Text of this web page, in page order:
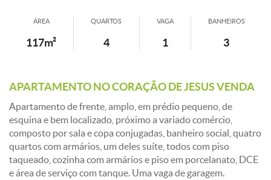
ÁREA
117m²
QUARTOS
4
VAGA
1
BANHEIROS
3
APARTAMENTO NO CORAÇÃO DE JESUS VENDA
Apartamento de frente, amplo, em prédio pequeno, de
esquina e bem localizado, próximo a variado comércio,
composto por sala e copa conjugadas, banheiro social, quatro
quartos com armários, um deles suíte, todos com piso
taqueado, cozinha com armários e piso em porcelanato, DCE
e área de serviço com tanque. Uma vaga de garagem.